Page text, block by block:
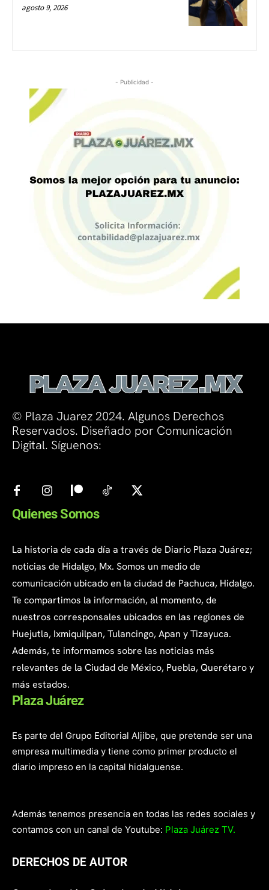
agosto 9, 2026
- Publicidad -
© Plaza Juarez 2024. Algunos Derechos
Reservados. Diseñado por Comunicación
Digital. Síguenos:
Quienes Somos
La historia de cada día a través de Diario Plaza Juárez;
noticias de Hidalgo, Mx. Somos un medio de
comunicación ubicado en la ciudad de Pachuca, Hidalgo.
Te compartimos la información, al momento, de
nuestros corresponsales ubicados en las regiones de
Huejutla, Ixmiquilpan, Tulancingo, Apan y Tizayuca.
Además, te informamos sobre las noticias más
relevantes de la Ciudad de México, Puebla, Querétaro y
más estados.
Plaza Juárez
Es parte del Grupo Editorial Aljibe, que pretende ser una
empresa multimedia y tiene como primer producto el
diario impreso en la capital hidalguense.
Además tenemos presencia en todas las redes sociales y
contamos con un canal de Youtube: Plaza Juárez TV.
DERECHOS DE AUTOR